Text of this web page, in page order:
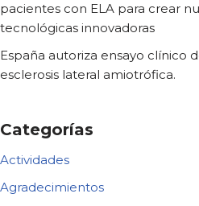
pacientes con ELA para crear
tecnológicas innovadoras
España autoriza ensayo clínico
esclerosis lateral amiotrófica.
Categorías
Actividades
Agradecimientos